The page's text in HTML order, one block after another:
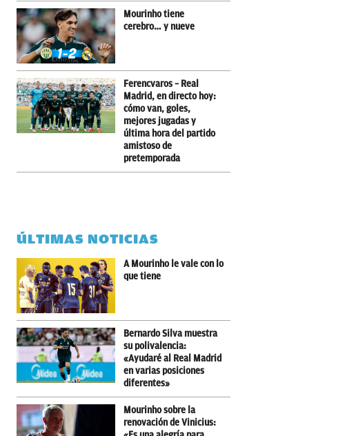
Mourinho tiene
cerebro… y nueve
Ferencvaros – Real
Madrid, en directo hoy:
cómo van, goles,
mejores jugadas y
última hora del partido
amistoso de
pretemporada
ÚLTIMAS NOTICIAS
A Mourinho le vale con lo
que tiene
Bernardo Silva muestra
su polivalencia:
«Ayudaré al Real Madrid
en varias posiciones
diferentes»
Mourinho sobre la
renovación de Vinicius: